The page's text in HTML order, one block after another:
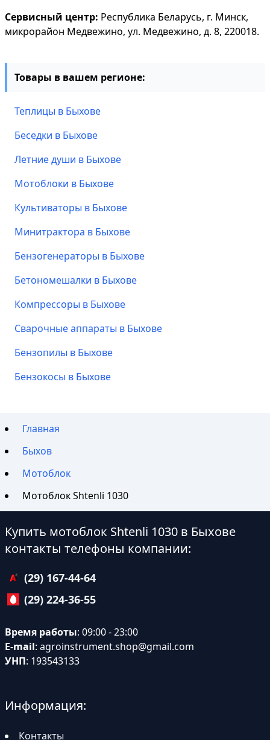
Сервисный центр: Республика Беларусь, г. Минск,
микрорайон Медвежино, ул. Медвежино, д. 8, 220018.
Товары в вашем регионе:
Теплицы в Быхове
Беседки в Быхове
Летние души в Быхове
Мотоблоки в Быхове
Культиваторы в Быхове
Минитрактора в Быхове
Бензогенераторы в Быхове
Бетономешалки в Быхове
Компрессоры в Быхове
Сварочные аппараты в Быхове
Бензопилы в Быхове
Бензокосы в Быхове
Главная
Быхов
Мотоблок
Мотоблок Shtenli 1030
Купить мотоблок Shtenli 1030 в Быхове
контакты телефоны компании:
(29) 167-44-64
(29) 224-36-55
Время работы: 09:00 - 23:00
E-mail: agroinstrument.shop@gmail.com
УНП: 193543133
Информация:
Контакты